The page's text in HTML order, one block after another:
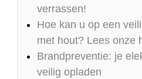
verrassen!
Hoe kan u op een
met hout? Lees onze
Brandpreventie: je
veilig opladen